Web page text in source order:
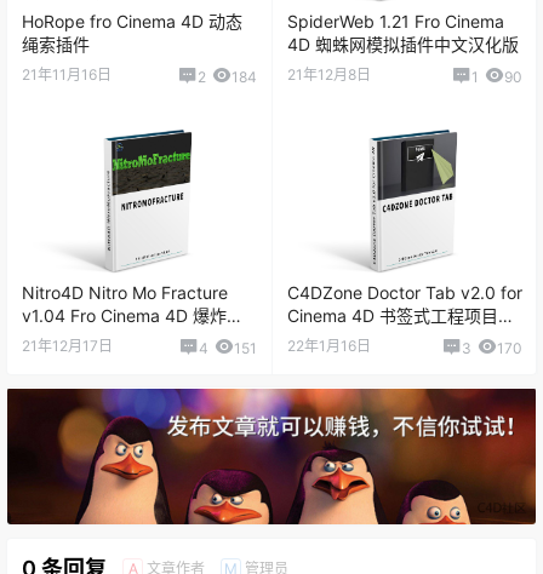
HoRope fro Cinema 4D 动态
绳索插件
21年11月16日 2 184
SpiderWeb 1.21 Fro Cinema
4D 蜘蛛网模拟插件中文汉化版
21年12月8日 1 90
Nitro4D Nitro Mo Fracture
v1.04 Fro Cinema 4D 爆炸破
碎插件
21年12月17日 4 151
C4DZone Doctor Tab v2.0 for
Cinema 4D 书签式工程项目菜
单插件
22年1月16日 3 170
A 文章作者 M 管理员